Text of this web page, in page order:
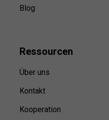
Blog
Ressourcen
Über uns
Kontakt
Kooperation